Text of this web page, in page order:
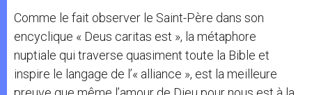
Comme le fait observer le Saint-Père dans son
encyclique « Deus caritas est », la métaphore
nuptiale qui traverse quasiment toute la Bible et
inspire le langage de l’« alliance », est la meilleure